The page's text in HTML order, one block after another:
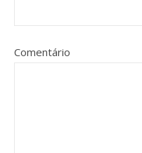
Comentário